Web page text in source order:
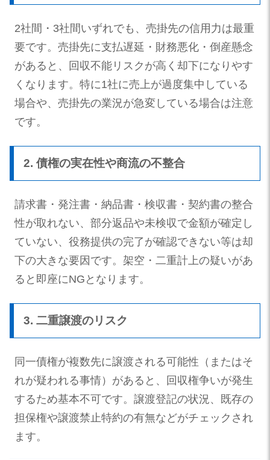
2社間・3社間いずれでも、売掛先の信用力は最重
要です。売掛先に支払遅延・財務悪化・倒産懸念
があると、回収不能リスクが高く却下になりやす
くなります。特に1社に売上が過度集中している
場合や、売掛先の業況が急変している場合は注意
です。
2. 債権の実在性や商流の不整合
請求書・発注書・納品書・検収書・契約書の整合
性が取れない、部分返品や未検収で金額が確定し
ていない、役務提供の完了が確認できない等は却
下の大きな要因です。架空・二重計上の疑いがあ
ると即座にNGとなります。
3. 二重譲渡のリスク
同一債権が複数先に譲渡される可能性（またはそ
れが疑われる事情）があると、回収権争いが発生
するため基本不可です。譲渡登記の状況、既存の
担保権や譲渡禁止特約の有無などがチェックされ
ます。